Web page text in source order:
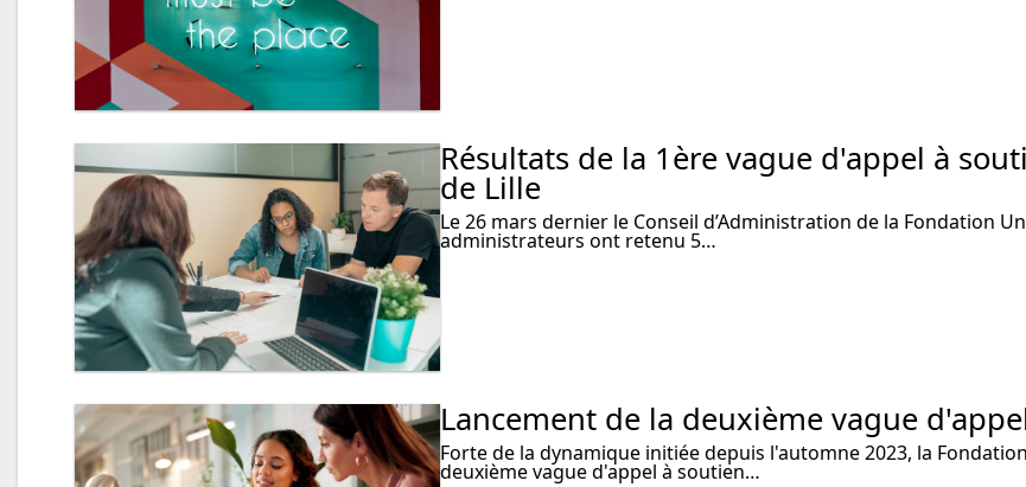
Résultats de la 1ère vague d'appel à
de Lille
Le 26 mars dernier le Conseil d’Administration de la Fondation
administrateurs ont retenu 5…
Lancement de la deuxième vague
Forte de la dynamique initiée depuis l'automne 2023, la
deuxième vague d'appel à soutien…